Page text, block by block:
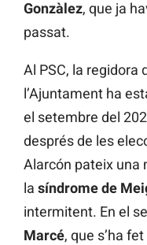
Gonzàlez, que ja
passat.
Al PSC, la regidora
l’Ajuntament ha
el setembre del
després de les
Alarcón pateix una
la síndrome de
intermitent. En el
Marcé, que s’ha